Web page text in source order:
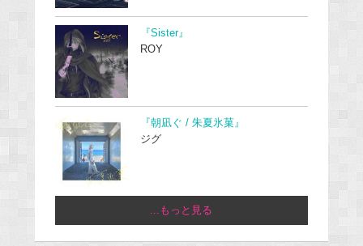
『Sister』
ROY
『朝凪ぐ / 朱夏氷菓』
ジグ
...もっと見る